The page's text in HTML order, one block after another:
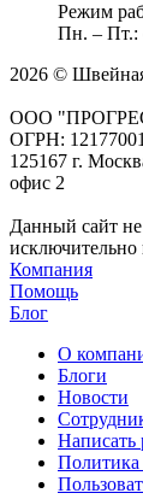
Режим
Пн. – Пт.:
2026 ©
ООО
ОГРН:
125167 г.
офис 2
Данный сайт
Компания
Помощь
Блог
О
Блоги
Новости
Написать
Политика